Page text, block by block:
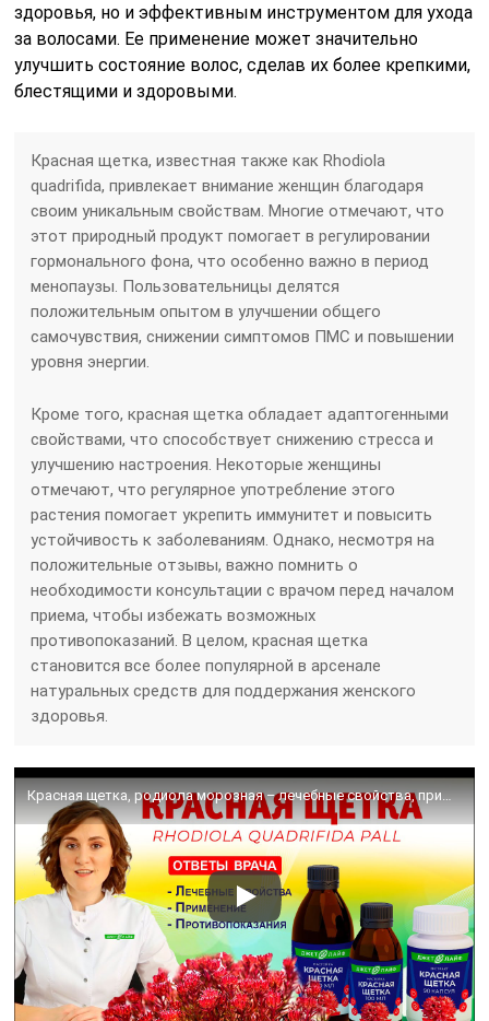
здоровья, но и эффективным инструментом для ухода
за волосами. Ее применение может значительно
улучшить состояние волос, сделав их более крепкими,
блестящими и здоровыми.
Красная щетка, известная также как Rhodiola
quadrifida, привлекает внимание женщин благодаря
своим уникальным свойствам. Многие отмечают, что
этот природный продукт помогает в регулировании
гормонального фона, что особенно важно в период
менопаузы. Пользовательницы делятся
положительным опытом в улучшении общего
самочувствия, снижении симптомов ПМС и повышении
уровня энергии.
Кроме того, красная щетка обладает адаптогенными
свойствами, что способствует снижению стресса и
улучшению настроения. Некоторые женщины
отмечают, что регулярное употребление этого
растения помогает укрепить иммунитет и повысить
устойчивость к заболеваниям. Однако, несмотря на
положительные отзывы, важно помнить о
необходимости консультации с врачом перед началом
приема, чтобы избежать возможных
противопоказаний. В целом, красная щетка
становится все более популярной в арсенале
натуральных средств для поддержания женского
здоровья.
Красная щетка, родиола морозная – лечебные свойства, применение для женщин, противопоказания.